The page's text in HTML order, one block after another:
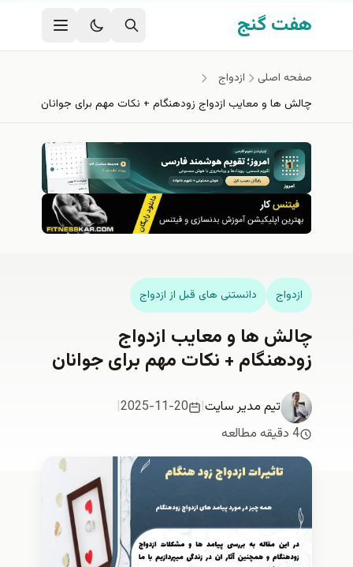
رفتن به محتوای اصلی
هفت گنج
صفحه اصلی
ازدواج
چالش ها و معایب ازدواج زودهنگام + نکات مهم برای جوانان
ازدواج دانستنی های قبل از ازدواج
چالش ها و معایب ازدواج
زودهنگام + نکات مهم برای جوانان
تیم مدیر سایت|
2025-11-20
|
4 دقیقه مطالعه